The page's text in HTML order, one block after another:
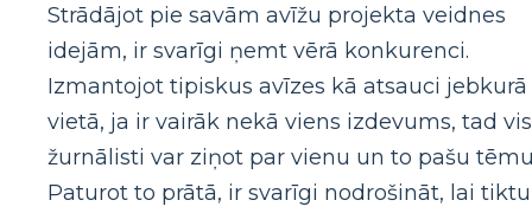
Strādājot pie savām avīžu projekta veidnes
idejām, ir svarīgi ņemt vērā konkurenci.
Izmantojot tipiskus avīzes kā atsauci jebkurā
vietā, ja ir vairāk nekā viens izdevums, tad
žurnālisti var ziņot par vienu un to pašu
Paturot to prātā, ir svarīgi nodrošināt, lai tiktu